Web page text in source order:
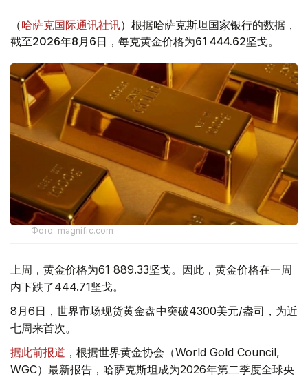
（哈萨克国际通讯社讯）根据哈萨克斯坦国家银行的数据，
截至2026年8月6日，每克黄金价格为61 444.62坚戈。
Фото: magnific.com
上周，黄金价格为61 889.33坚戈。因此，黄金价格在一周
内下跌了444.71坚戈。
8月6日，世界市场现货黄金盘中突破4300美元/盎司，为近
七周来首次。
据此前报道 ，根据世界黄金协会（World Gold Council,
WGC）最新报告，哈萨克斯坦成为2026年第二季度全球央